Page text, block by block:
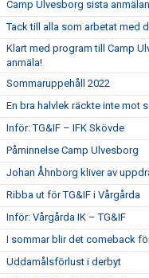
Camp Ulvesborg sista
Tack till alla som arbetat med
Klart med program till Camp
anmäla!
Sommaruppehåll 2022
En bra halvlek räckte inte mot
Inför: TG&IF – IFK Skövde
Påminnelse Camp Ulvesborg
Johan Åhnborg kliver av
Ribba ut för TG&IF i Vårgårda
Inför: Vårgårda IK – TG&IF
I sommar blir det comeback
Uddamålsförlust i derbyt